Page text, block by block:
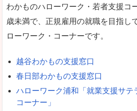
わかものハローワーク・若者支援コ
歳未満で、正規雇用の就職を目指し
ローワーク・コーナーです。
越谷わかもの支援窓口
春日部わかもの支援窓口
ハローワーク浦和「就業支援サテ
コーナー」